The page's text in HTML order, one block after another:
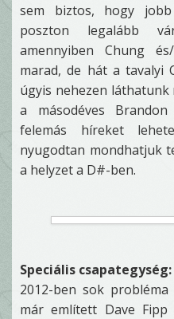
sem biztos, hogy
poszton legalább
amennyiben Chung
marad, de hát a tavalyi
úgyis nehezen
a másodéves
felemás híreket
nyugodtan mondhatjuk
a helyzet a D#-ben.
Speciális csapategység:
2012-ben sok
már említett Dave